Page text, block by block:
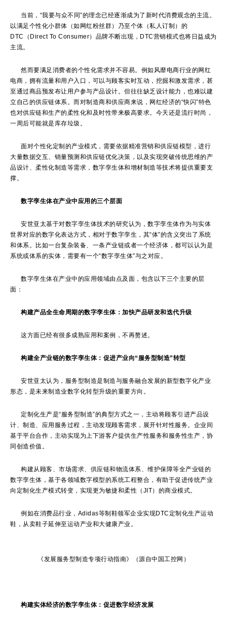
当前，“我要与众不同”的理念已经逐渐成为了新时代消费观念的主流。
以满足个性化小群体（如网红粉丝群）乃至个体（私人订制）的
DTC（Direct To Consumer）品牌不断出现，DTC营销模式也将日益成为
主流。
然而要满足消费者的个性化需求并不容易。例如风靡电商行业的网红
电商，拥有流量和用户入口，可以与顾客实时互动，挖掘和激发需求，甚
至通过商品预发布让用户参与产品设计。但往往缺乏设计能力，也难以建
立自己的供应链体系。而对制造商和供应商来说，网红经济的“快闪”特色
也对供应链和生产的柔性化和及时性带来极高要求。今天还是流行时尚，
一周后可能就是库存垃圾。
面对个性化定制的产业模式，需要依据精准营销和供应链模型，进行
大量数据交互、销量预测和供应链优化决策，以及实现突破传统思维的产
品设计、柔性化制造等需求，数字孪生体和增材制造等技术将提供重要支
撑。
数字孪生体在产业中应用 的三个层面
安世亚太基于对数字孪生体技术的研究认为，数字孪生体作为与实体
世界对应的数字化表达方式，相对于数字孪生，其“体”的含义突出了系统
和体系。比如一台复杂装备、一条产业链或者一个经济体，都可以认为是
系统或体系的实体，需要有一个“数字孪生体”与之对应。
数字孪生体在产业中的应用领域由点及面，包含以下三个主要的层
面：
构建产品全生命周期的数字孪生体：加快产品研发和迭代升级
这方面已经有很多成熟应用和案例，不再赘述。
构建全产业链的数字孪生体：促进产业向“服务型制造”转型
安世亚太认为，服务型制造是制造与服务融合发展的新型数字化产业
形态，是未来制造业数字化转型升级的重要方向。
定制化生产是“服务型制造”的典型方式之一，主动将顾客引进产品设
计、制造、应用服务过程，主动发现顾客需求，展开针对性服务。企业间
基于平台合作，主动实现为上下游客户提供生产性服务和服务性生产，协
同创造价值。
构建从顾客、市场需求、供应链和物流体系、维护保障等全产业链的
数字孪生体，基于各领域数字模型的系统工程整合，有助于促进传统产业
向定制化生产模式转变，实现更为敏捷和柔性（JIT）的商业模式。
例如在消费品行业，Adidas等制鞋领军企业实现DTC定制化生产运动
鞋，从卖鞋子延伸至运动产业和大健康产业。
《发展服务型制造专项行动指南》（源自中国工控网）
构建实体经济的数字孪生体：促进数字经济发展